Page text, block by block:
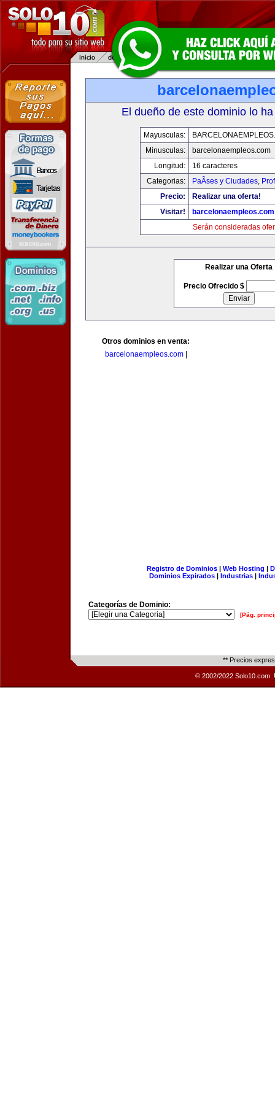
El dueño de este dominio lo
Mayusculas:
Minusculas:
barcelonaempleos.com
Longitud:
16 caracteres
Categorias:
PaÃ­ses y Ciudades,
Precio:
Realizar una oferta!
Visitar!
barcelonaempleos.com
Serán consideradas
Realizar una Oferta
Precio Ofrecido $
Otros dominios en venta:
barcelonaempleos.com|
Registro de Dominios| Web Hosting |
Dominios Expirados | Industrias |
Categorías de Dominio:
[Pág.
** Precios
© 2002/2022 Solo10.com